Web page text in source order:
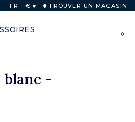
FR - € TROUVER UN MAGASIN
0
blanc -